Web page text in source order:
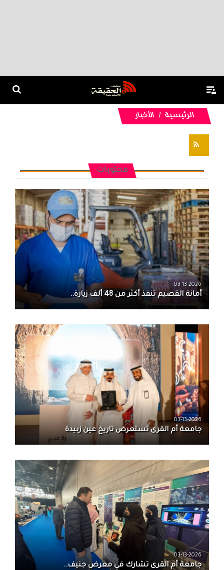
الرئيسية الأخبار
محتويات
03-13-2026
أمانة القصيم تنفذ أكثر من 48 ألف زيارة..
03-13-2026
جامعة أم القرى تستعرض تاريخ عين زبيدة
03-13-2026
جامعة أم القرى تشارك في معرض جنيف..